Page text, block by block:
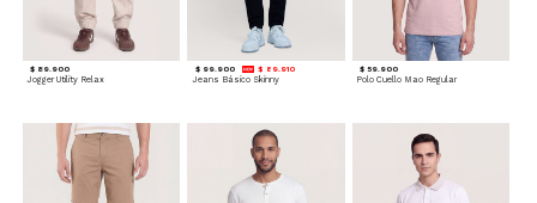
$ 89.900
Jogger Utility Relax
$ 99.900 $ 89.910
Jeans Básico Skinny
$ 59.900
Polo Cuello Mao Regular